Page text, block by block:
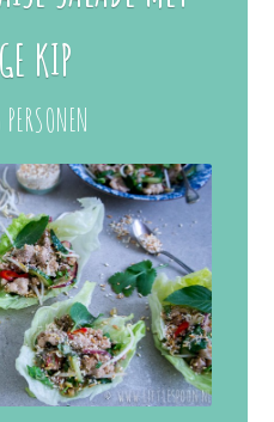
KIP